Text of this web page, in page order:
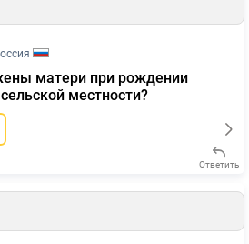
матери при рождении
местности?
Ответить